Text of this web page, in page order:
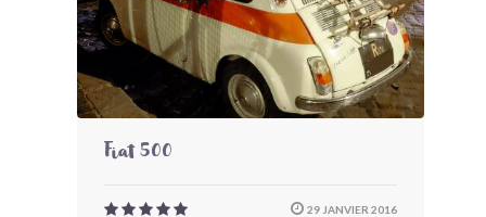
Fiat 500
29 JANVIER 2016